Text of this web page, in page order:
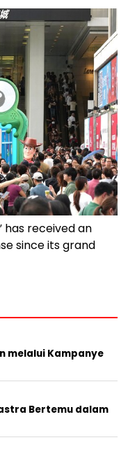
has received an
since its grand
melalui Kampanye
Bertemu dalam